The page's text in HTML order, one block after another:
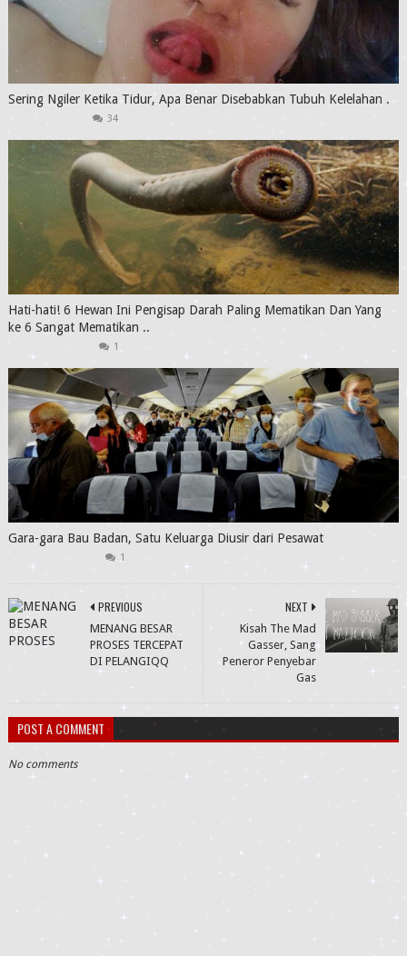
Sering Ngiler Ketika Tidur, Apa Benar Disebabkan Tubuh Kelelahan .
34
Hati-hati! 6 Hewan Ini Pengisap Darah Paling Mematikan Dan Yang
ke 6 Sangat Mematikan ..
1
Gara-gara Bau Badan, Satu Keluarga Diusir dari Pesawat
1
NEXT
Kisah The Mad
Gasser, Sang
Peneror Penyebar
Gas
PREVIOUS
MENANG BESAR
PROSES TERCEPAT
DI PELANGIQQ
POST A COMMENT
No comments